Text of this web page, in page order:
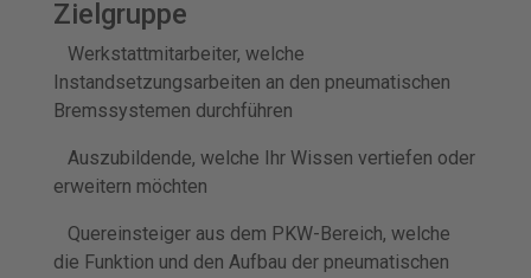
Zielgruppe
Werkstattmitarbeiter, welche
Instandsetzungsarbeiten an den pneumatischen
Bremssystemen durchführen
Auszubildende, welche Ihr Wissen vertiefen oder
erweitern möchten
Quereinsteiger aus dem PKW-Bereich, welche
die Funktion und den Aufbau der pneumatischen